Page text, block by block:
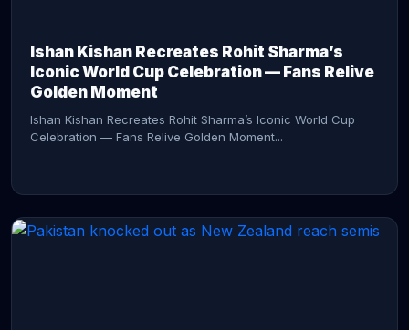
Ishan Kishan Recreates Rohit Sharma’s
Iconic World Cup Celebration — Fans Relive
Golden Moment
Ishan Kishan Recreates Rohit Sharma’s Iconic World Cup
Celebration — Fans Relive Golden Moment...